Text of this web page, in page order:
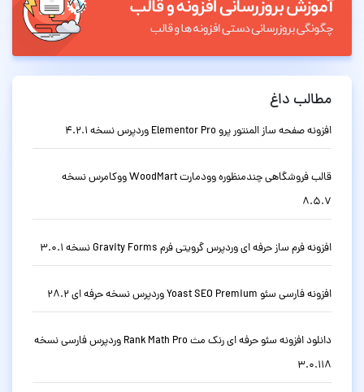
مطالب داغ
افزونه صفحه ساز المنتور پرو Elementor Pro وردپرس نسخه 4.2.1
قالب فروشگاهی چندمنظوره وودمارت WoodMart ووکامرس نسخه
8.5.7
افزونه فرم ساز حرفه ای وردپرس گرویتی فرم Gravity Forms نسخه 3.0.1
افزونه فارسی سئو Yoast SEO Premium وردپرس نسخه حرفه ای 28.2
دانلود افزونه سئو حرفه ای رنک مث Rank Math Pro وردپرس فارسی نسخه
3.0.118